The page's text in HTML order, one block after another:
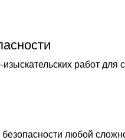
работ для
любой